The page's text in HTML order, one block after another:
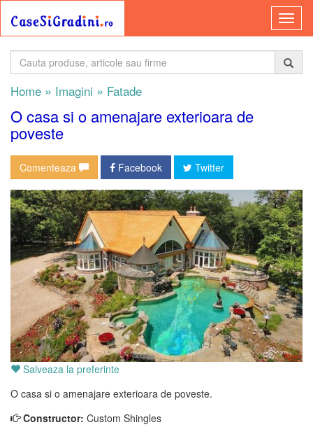
Home » Imagini » Fatade
O casa si o amenajare exterioara de
poveste
Comenteaza Facebook Twitter
Salveaza la preferinte
O casa si o amenajare exterioara de poveste.
Constructor: Custom Shingles